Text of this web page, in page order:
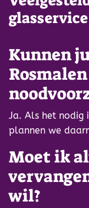
Kunnen
Ja. Als het nodig
plannen we
Moet ik
wil?